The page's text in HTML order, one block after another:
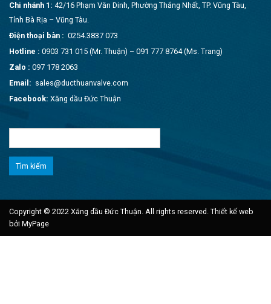
Chi nhánh 1: 42/16 Phạm Văn Dinh, Phường Thắng Nhất, TP. Vũng Tàu,
Tỉnh Bà Rịa – Vũng Tàu.
Điện thoại bàn : 0254.3837 073
Hotline : 0903 731 015 (Mr. Thuận) – 091 777 8764 (Ms. Trang)
Zalo : 097 178 2063
Email: sales@ducthuanvalve.com
Facebook: Xăng dầu Đức Thuận
kiếm
cho:
Copyright © 2022 Xăng dầu Đức Thuận. All rights reserved. Thiết kế web
bởi MyPage